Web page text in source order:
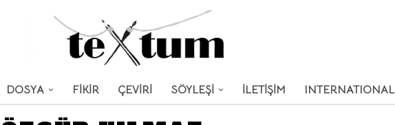
DOSYA FİKİR ÇEVİRİ SÖYLEŞİ İLETİŞİM INTERNATIONAL